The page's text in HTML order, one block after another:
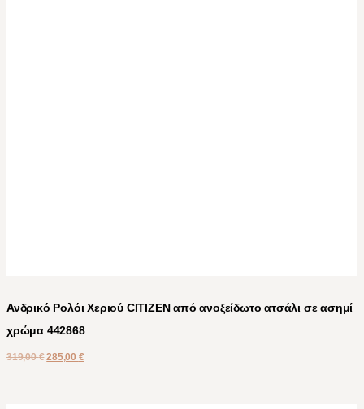
Ανδρικό Ρολόι Χεριού CITIZEN από ανοξείδωτο ατσάλι σε ασημί
χρώμα 442868
319,00€ 285,00 €